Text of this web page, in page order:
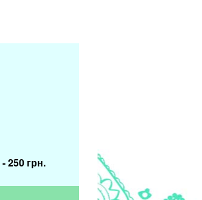
- 250 грн.